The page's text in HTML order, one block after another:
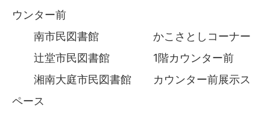
ウンター前
南市民図書館 かこさとしコーナー
辻堂市民図書館 1階カウンター前
湘南大庭市民図書館 カウンター前展示ス
ペース